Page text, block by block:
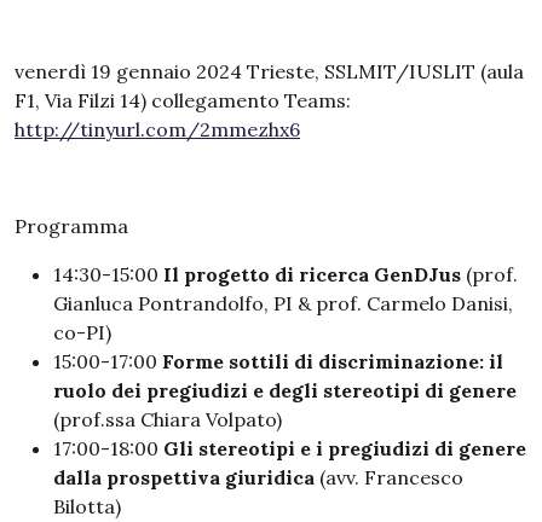
venerdì 19 gennaio 2024 Trieste, SSLMIT/IUSLIT (aula
F1, Via Filzi 14) collegamento Teams:
http://tinyurl.com/2mmezhx6
Programma
14:30-15:00 Il progetto di ricerca GenDJus (prof.
Gianluca Pontrandolfo, PI & prof. Carmelo Danisi,
co-PI)
15:00-17:00 Forme sottili di discriminazione: il
ruolo dei pregiudizi e degli stereotipi di genere
(prof.ssa Chiara Volpato)
17:00-18:00 Gli stereotipi e i pregiudizi di genere
dalla prospettiva giuridica (avv. Francesco
Bilotta)